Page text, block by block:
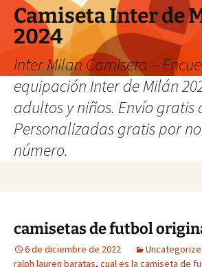
Camiseta Inter de
2024
Inter Milan Camiseta –
equipación Inter de Milán
adultos y niños. Envío gratis
Personalizadas gratis por
número.
camisetas de futbol
6 de diciembre de 2022
ralph lauren baratas, cual es la camiseta de